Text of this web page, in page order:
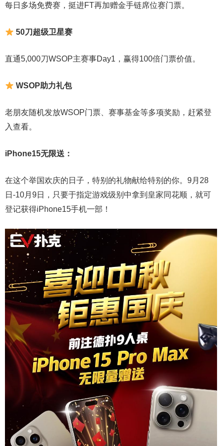
每日多场免费赛，挺进FT再加赠金手链席位赛门票。
50刀超级卫星赛
直通5,000刀WSOP主赛事Day1，赢得100倍门票价值。
WSOP助力礼包
老朋友随机发放WSOP门票、赛事基金等多项奖励，赶紧登
入查看。
iPhone15无限送：
在这个举国欢庆的日子，特别的礼物献给特别的你。9月28
日-10月9日，只要于指定游戏级别中拿到皇家同花顺，就可
登记获得iPhone15手机一部！